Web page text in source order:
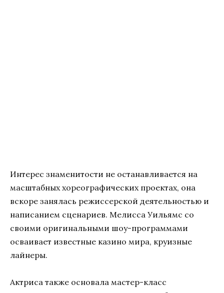
Интерес знаменитости не останавливается на
масштабных хореографических проектах, она
вскоре занялась режиссерской деятельностью и
написанием сценариев. Мелисса Уильямс со
своими оригинальными шоу-программами
осваивает известные казино мира, круизные
лайнеры.
Актриса также основала мастер-класс